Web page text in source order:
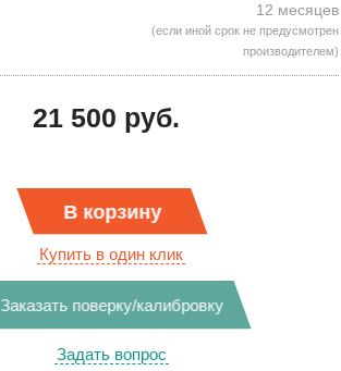
12 месяцев
(если иной срок не предусмотрен
производителем)
21 500 руб.
В корзину
Купить в один клик
Заказать поверку/калибровку
Задать вопрос